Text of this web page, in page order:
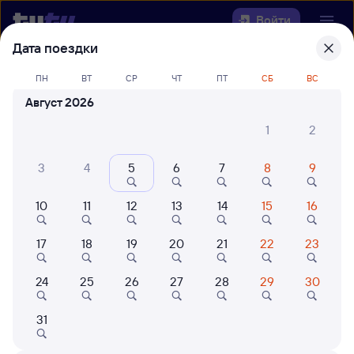
Войти
Выберите день, чтобы найтиж/д
билеты Ружино — Джелюмкен
42 млн путешествуют с
Когда
Кто едет
Дата поездки
ПН ВТ СР ЧТ ПТ СБ ВС
Август 2026
1
2
3 4 5 6 7 8 9
10 11 12 13 14 15 16
17 18 19 20 21 22 23
24 25 26 27 28 29 30
31